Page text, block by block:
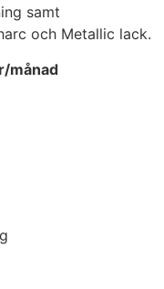
samt
och Metallic lack.
månad